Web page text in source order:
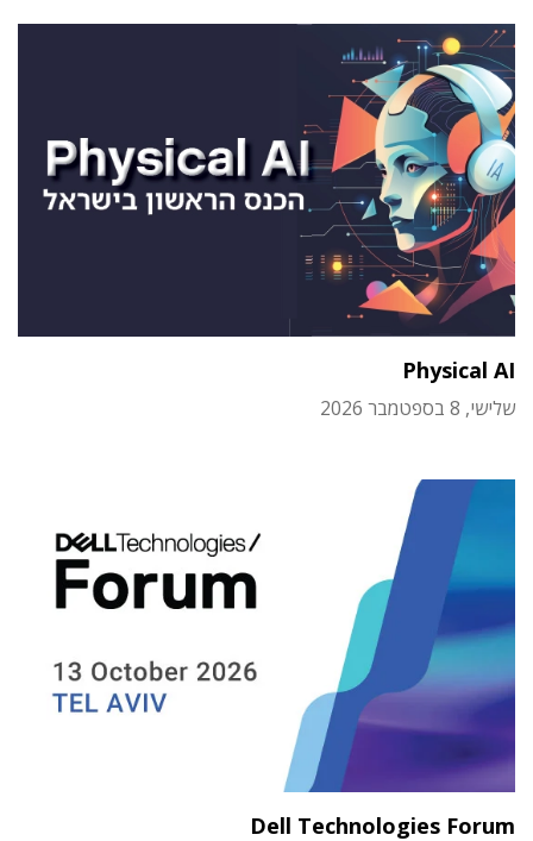
Physical AI
שלישי, 8 בספטמבר 2026
Dell Technologies Forum